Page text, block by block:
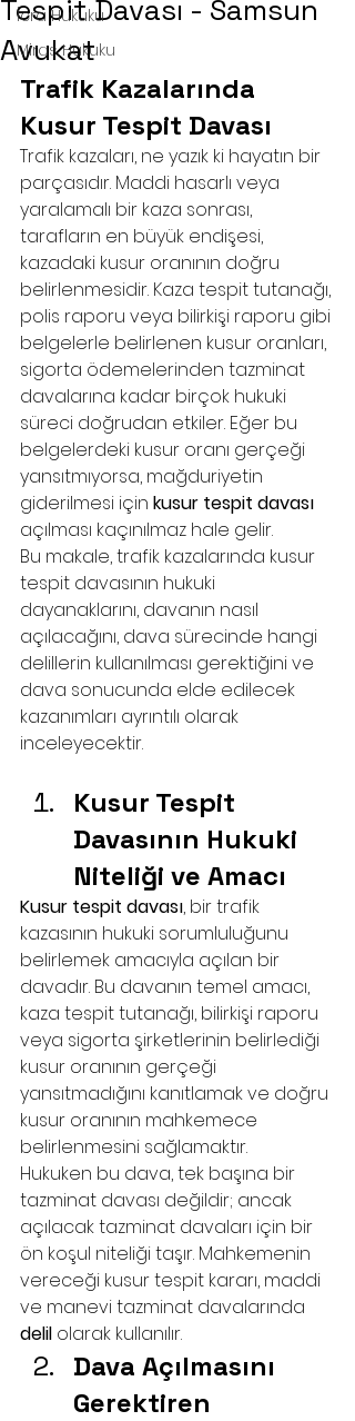
İcra Hukuku
Miras Hukuku
Tespit Davası - Samsun
Avukat
Trafik Kazalarında
Kusur Tespit Davası
Trafik kazaları, ne yazık ki hayatın bir
parçasıdır. Maddi hasarlı veya
yaralamalı bir kaza sonrası,
tarafların en büyük endişesi,
kazadaki kusur oranının doğru
belirlenmesidir. Kaza tespit tutanağı,
polis raporu veya bilirkişi raporu gibi
belgelerle belirlenen kusur oranları,
sigorta ödemelerinden tazminat
davalarına kadar birçok hukuki
süreci doğrudan etkiler. Eğer bu
belgelerdeki kusur oranı gerçeği
yansıtmıyorsa, mağduriyetin
giderilmesi için kusur tespit davası
açılması kaçınılmaz hale gelir.
Bu makale, trafik kazalarında kusur
tespit davasının hukuki
dayanaklarını, davanın nasıl
açılacağını, dava sürecinde hangi
delillerin kullanılması gerektiğini ve
dava sonucunda elde edilecek
kazanımları ayrıntılı olarak
inceleyecektir.
Kusur Tespit
Davasının Hukuki
Niteliği ve Amacı
Kusur tespit davası, bir trafik
kazasının hukuki sorumluluğunu
belirlemek amacıyla açılan bir
davadır. Bu davanın temel amacı,
kaza tespit tutanağı, bilirkişi raporu
veya sigorta şirketlerinin belirlediği
kusur oranının gerçeği
yansıtmadığını kanıtlamak ve doğru
kusur oranının mahkemece
belirlenmesini sağlamaktır.
Hukuken bu dava, tek başına bir
tazminat davası değildir; ancak
açılacak tazminat davaları için bir
ön koşul niteliği taşır. Mahkemenin
vereceği kusur tespit kararı, maddi
ve manevi tazminat davalarında
delil olarak kullanılır.
Dava Açılmasını
Gerektiren